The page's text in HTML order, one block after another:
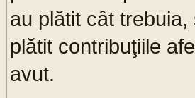
au plătit cât
plătit contribuţiile
avut.